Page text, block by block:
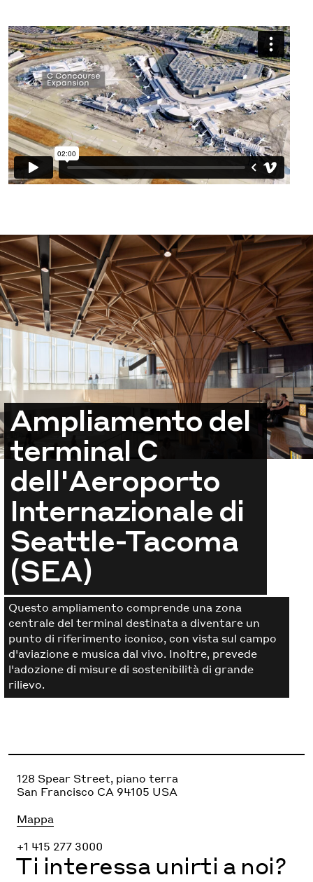
Ampliamento del
terminal C
dell'Aeroporto
Internazionale di
Seattle-Tacoma
(SEA)
Questo ampliamento comprende una zona
centrale del terminal destinata a diventare un
punto di riferimento iconico, con vista sul campo
d'aviazione e musica dal vivo. Inoltre, prevede
l'adozione di misure di sostenibilità di grande
rilievo.
128 Spear Street, piano terra
San Francisco CA 94105 USA
Mappa
+1 415 277 3000
Ti interessa unirti a noi?